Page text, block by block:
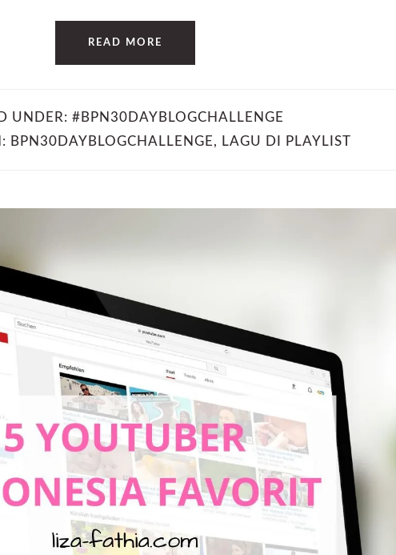
READ MORE
UNDER: #BPN30DAYBLOGCHALLENGE
BPN30DAYBLOGCHALLENGE, LAGU DI PLAYLIST